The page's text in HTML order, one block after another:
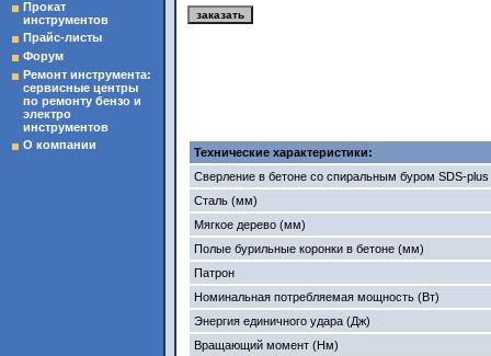
Технические характеристики:
Сверление в бетоне со спиральным буром SDS-
Сталь (мм)
Мягкое дерево (мм)
Полые бурильные коронки в бетоне (мм)
Патрон
Номинальная потребляемая мощность (Вт)
Энергия единичного удара (Дж)
Вращающий момент (Нм)
Прокат
инструментов
Прайс-листы
Форум
Ремонт инструмента:
сервисные центры
по ремонту бензо и
электро
инструментов
О компании